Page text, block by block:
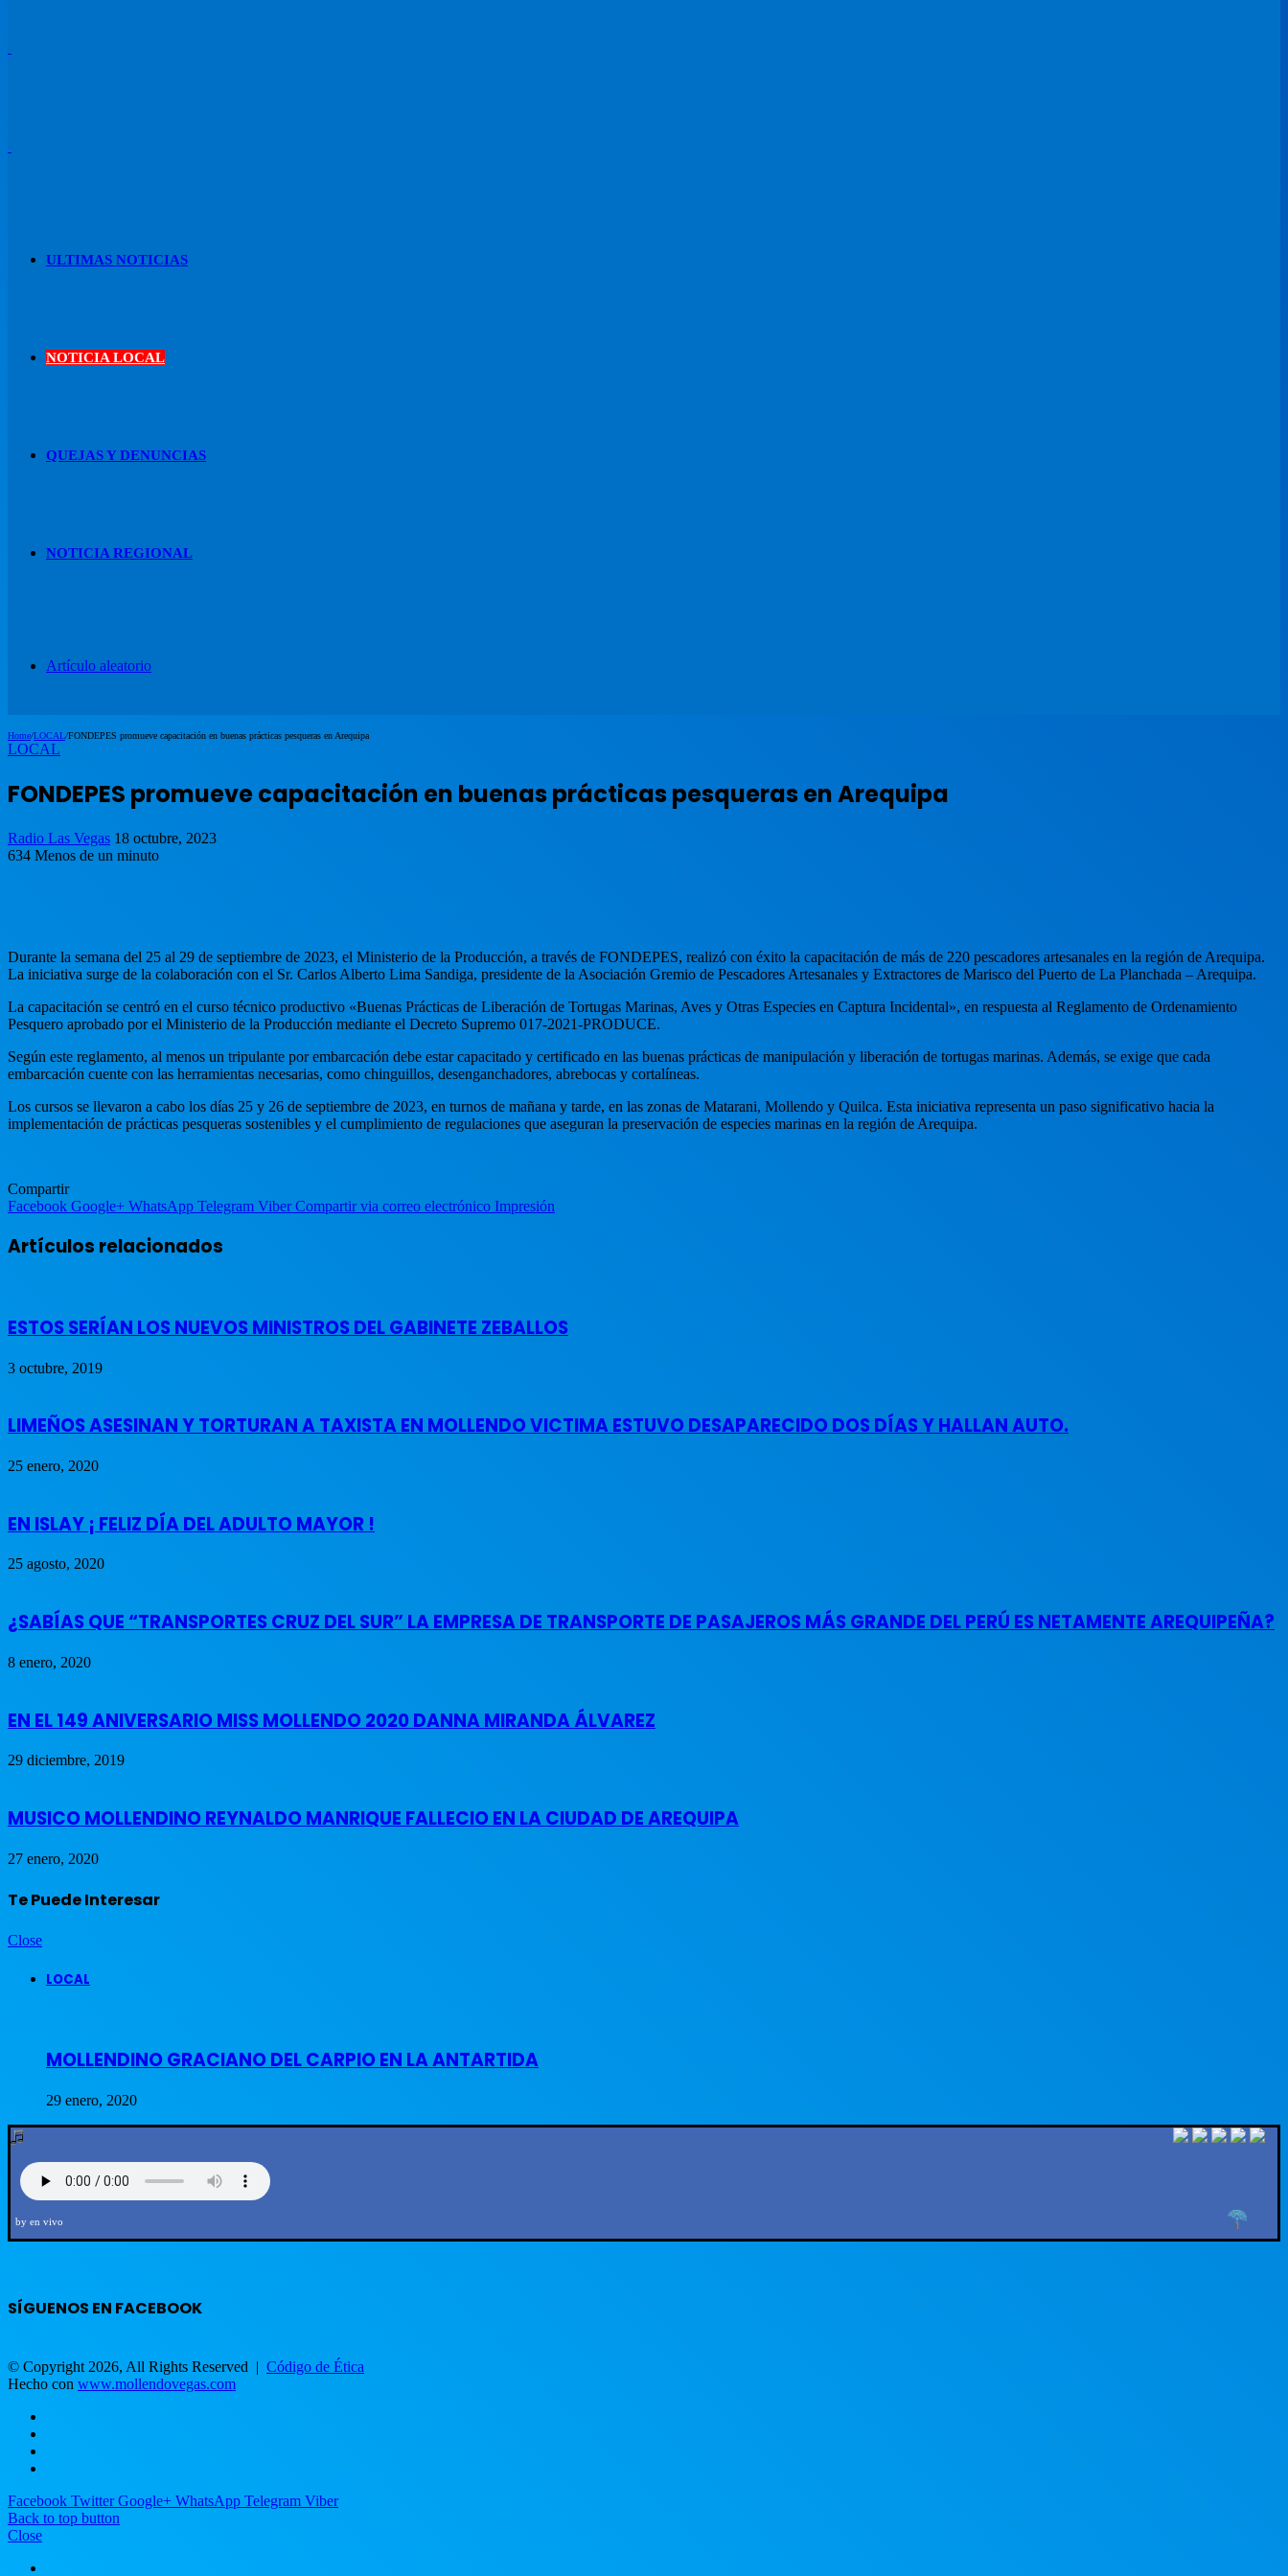
ULTIMAS NOTICIAS
NOTICIA LOCAL
QUEJAS Y DENUNCIAS
NOTICIA REGIONAL
Artículo aleatorio
Home/LOCAL/FONDEPES promueve capacitación en buenas prácticas pesqueras en Arequipa
LOCAL
FONDEPES promueve capacitación en buenas prácticas pesqueras en Arequipa
Radio Las Vegas 18 octubre, 2023
634 Menos de un minuto
Durante la semana del 25 al 29 de septiembre de 2023, el Ministerio de la Producción, a través de FONDEPES, realizó con éxito la capacitación de más de 220 pescadores artesanales en la región de Arequipa.
La iniciativa surge de la colaboración con el Sr. Carlos Alberto Lima Sandiga, presidente de la Asociación Gremio de Pescadores Artesanales y Extractores de Marisco del Puerto de La Planchada – Arequipa.
La capacitación se centró en el curso técnico productivo «Buenas Prácticas de Liberación de Tortugas Marinas, Aves y Otras Especies en Captura Incidental», en respuesta al Reglamento de Ordenamiento
Pesquero aprobado por el Ministerio de la Producción mediante el Decreto Supremo 017-2021-PRODUCE.
Según este reglamento, al menos un tripulante por embarcación debe estar capacitado y certificado en las buenas prácticas de manipulación y liberación de tortugas marinas. Además, se exige que cada
embarcación cuente con las herramientas necesarias, como chinguillos, desenganchadores, abrebocas y cortalíneas.
Los cursos se llevaron a cabo los días 25 y 26 de septiembre de 2023, en turnos de mañana y tarde, en las zonas de Matarani, Mollendo y Quilca. Esta iniciativa representa un paso significativo hacia la
implementación de prácticas pesqueras sostenibles y el cumplimiento de regulaciones que aseguran la preservación de especies marinas en la región de Arequipa.
Compartir
Facebook Google+ WhatsApp Telegram Viber Compartir via correo electrónico Impresión
Artículos relacionados
ESTOS SERÍAN LOS NUEVOS MINISTROS DEL GABINETE ZEBALLOS
3 octubre, 2019
LIMEÑOS ASESINAN Y TORTURAN A TAXISTA EN MOLLENDO VICTIMA ESTUVO DESAPARECIDO DOS DÍAS Y HALLAN AUTO.
25 enero, 2020
EN ISLAY ¡ FELIZ DÍA DEL ADULTO MAYOR !
25 agosto, 2020
¿SABÍAS QUE “TRANSPORTES CRUZ DEL SUR” LA EMPRESA DE TRANSPORTE DE PASAJEROS MÁS GRANDE DEL PERÚ ES NETAMENTE AREQUIPEÑA?
8 enero, 2020
EN EL 149 ANIVERSARIO MISS MOLLENDO 2020 DANNA MIRANDA ÁLVAREZ
29 diciembre, 2019
MUSICO MOLLENDINO REYNALDO MANRIQUE FALLECIO EN LA CIUDAD DE AREQUIPA
27 enero, 2020
Te Puede Interesar
Close
LOCAL
MOLLENDINO GRACIANO DEL CARPIO EN LA ANTARTIDA
29 enero, 2020
by en vivo
SÍGUENOS EN FACEBOOK
© Copyright 2026, All Rights Reserved | Código de Ética
Hecho con www.mollendovegas.com
Facebook Twitter Google+ WhatsApp Telegram Viber
Back to top button
Close